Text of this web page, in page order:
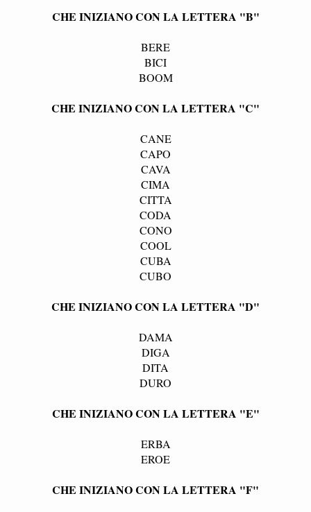
CHE INIZIANO CON LA LETTERA "B"
BERE
BICI
BOOM
CHE INIZIANO CON LA LETTERA "C"
CANE
CAPO
CAVA
CIMA
CITTA
CODA
CONO
COOL
CUBA
CUBO
CHE INIZIANO CON LA LETTERA "D"
DAMA
DIGA
DITA
DURO
CHE INIZIANO CON LA LETTERA "E"
ERBA
EROE
CHE INIZIANO CON LA LETTERA "F"